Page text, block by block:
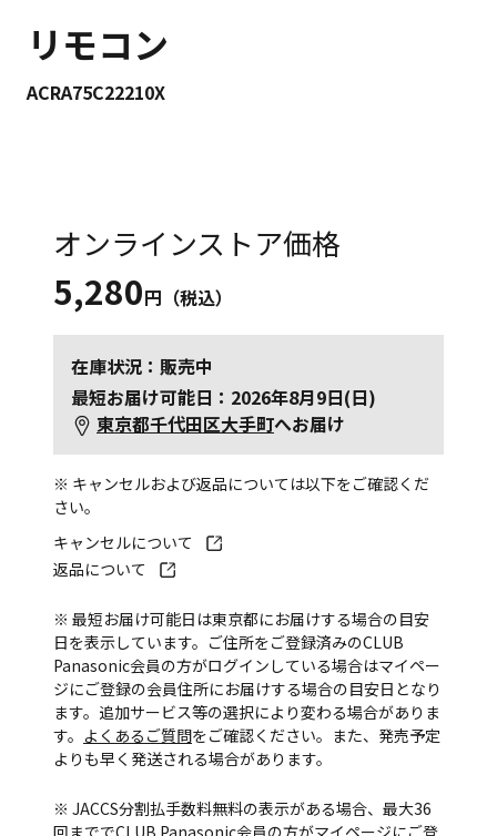
リモコン
ACRA75C22210X
オンラインストア価格
5,280円（税込）
在庫状況：販売中
最短お届け可能日：2026年8月9日(日)
東京都千代田区大手町へお届け
※ キャンセルおよび返品については以下をご確認くだ
さい。
キャンセルについて
返品について
※ 最短お届け可能日は東京都にお届けする場合の目安
日を表示しています。ご住所をご登録済みのCLUB
Panasonic会員の方がログインしている場合はマイペー
ジにご登録の会員住所にお届けする場合の目安日となり
ます。追加サービス等の選択により変わる場合がありま
す。 よくあるご質問をご確認ください。また、発売予定
よりも早く発送される場合があります。
※ JACCS分割払手数料無料の表示がある場合、最大36
回まででCLUB Panasonic会員の方がマイページにご登